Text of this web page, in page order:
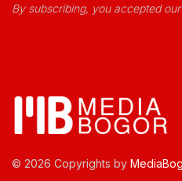
By subscribing, you accepted our
© 2026 Copyrights by